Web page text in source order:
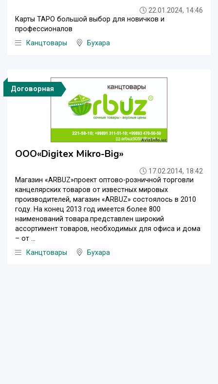
22.01.2024, 14:46
Карты ТАРО большой выбор для новичков и
профессионалов
Канцтовары
Бухара
Договорная
OOO«Digitex Mikro-Big»
17.02.2014, 18:42
Магазин «ARBUZ»проект оптово-розничной торговли
канцелярских товаров от известных мировых
производителей, магазин «ARBUZ» состоялось в 2010
году. На конец 2013 год имеется более 800
наименований товара.представлен широкий
ассортимент товаров, необходимых для офиса и дома
– от ...
Канцтовары
Бухара